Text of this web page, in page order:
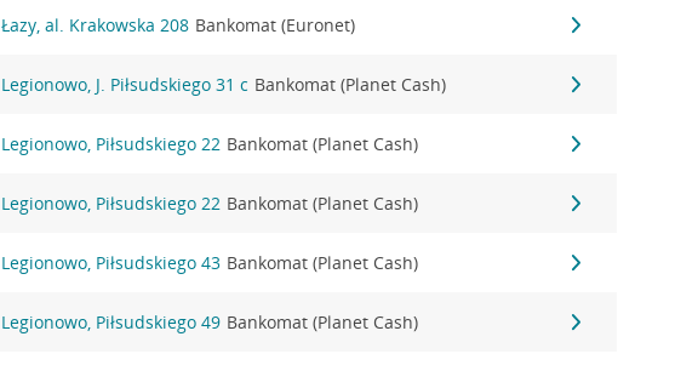
Łazy, al. Krakowska 208 Bankomat (Euronet)
Legionowo, J. Piłsudskiego 31 c Bankomat (Planet Cash)
Legionowo, Piłsudskiego 22 Bankomat (Planet Cash)
Legionowo, Piłsudskiego 22 Bankomat (Planet Cash)
Legionowo, Piłsudskiego 43 Bankomat (Planet Cash)
Legionowo, Piłsudskiego 49 Bankomat (Planet Cash)